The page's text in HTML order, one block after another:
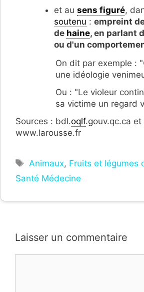
et au sens figuré,
soutenu : empreint
de haine, en parlant
ou d'un
On dit par exemple :
une idéologie
Ou : "Le violeur
sa victime un regard
Sources : bdl.oqlf.gouv.qc.ca et
www.larousse.fr
Étiquettes
Animaux, Fruits et légumes
Santé Médecine
Laisser un commentaire